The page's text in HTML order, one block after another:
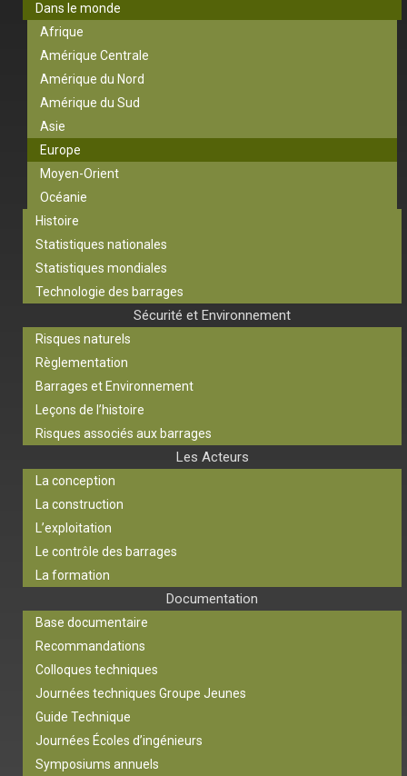
Dans le monde
Afrique
Amérique Centrale
Amérique du Nord
Amérique du Sud
Asie
Europe
Moyen-Orient
Océanie
Histoire
Statistiques nationales
Statistiques mondiales
Technologie des barrages
Sécurité et Environnement
Risques naturels
Règlementation
Barrages et Environnement
Leçons de l’histoire
Risques associés aux barrages
Les Acteurs
La conception
La construction
L’exploitation
Le contrôle des barrages
La formation
Documentation
Base documentaire
Recommandations
Colloques techniques
Journées techniques Groupe Jeunes
Guide Technique
Journées Écoles d’ingénieurs
Symposiums annuels